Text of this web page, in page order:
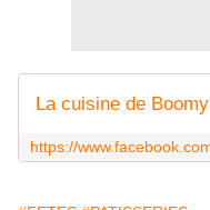
La cuisine de Boomy